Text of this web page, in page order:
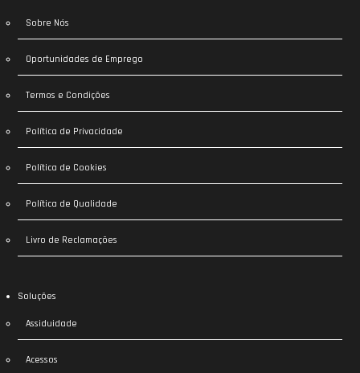
Sobre Nós
Oportunidades de Emprego
Termos e Condições
Política de Privacidade
Política de Cookies
Política de Qualidade
Livro de Reclamações
Soluções
Assiduidade
Acessos